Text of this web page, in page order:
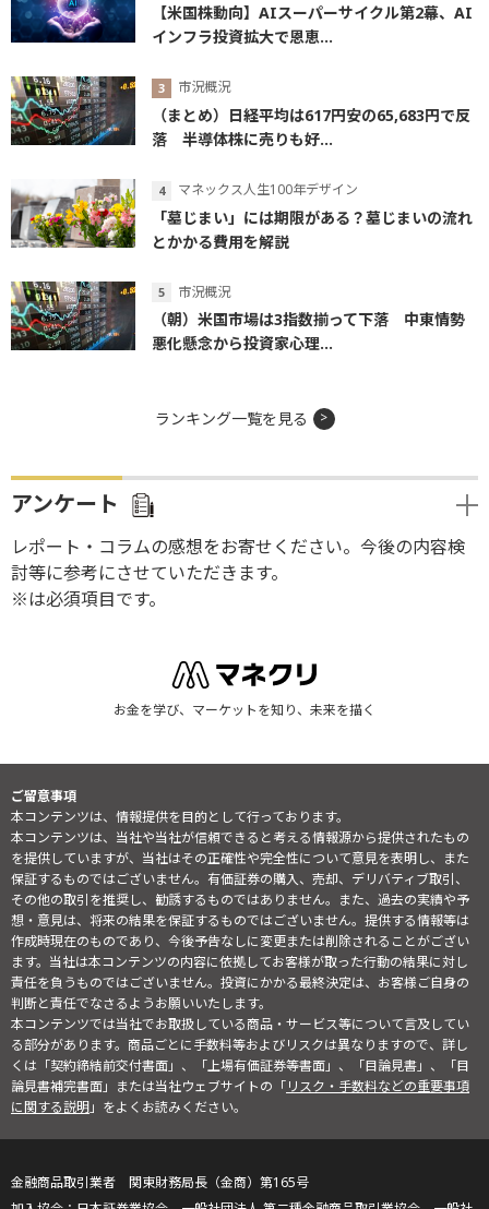
【米国株動向】AIスーパーサイクル第2幕、AI
インフラ投資拡大で恩恵...
市況概況
（まとめ）日経平均は617円安の65,683円で反
落 半導体株に売りも好...
マネックス人生100年デザイン
「墓じまい」には期限がある？墓じまいの流れ
とかかる費用を解説
市況概況
（朝）米国市場は3指数揃って下落 中東情勢
悪化懸念から投資家心理...
ランキング一覧を見る
アンケート
レポート・コラムの感想をお寄せください。今後の内容検
討等に参考にさせていただきます。
※は必須項目です。
お金を学び、マーケットを知り、未来を描く
ご留意事項
本コンテンツは、情報提供を目的として行っております。
本コンテンツは、当社や当社が信頼できると考える情報源から提供されたもの
を提供していますが、当社はその正確性や完全性について意見を表明し、また
保証するものではございません。有価証券の購入、売却、デリバティブ取引、
その他の取引を推奨し、勧誘するものではありません。また、過去の実績や予
想・意見は、将来の結果を保証するものではございません。提供する情報等は
作成時現在のものであり、今後予告なしに変更または削除されることがござい
ます。当社は本コンテンツの内容に依拠してお客様が取った行動の結果に対し
責任を負うものではございません。投資にかかる最終決定は、お客様ご自身の
判断と責任でなさるようお願いいたします。
本コンテンツでは当社でお取扱している商品・サービス等について言及してい
る部分があります。商品ごとに手数料等およびリスクは異なりますので、詳し
くは「契約締結前交付書面」、「上場有価証券等書面」、「目論見書」、「目
論見書補完書面」または当社ウェブサイトの「リスク・手数料などの重要事項
に関する説明」をよくお読みください。
金融商品取引業者 関東財務局長（金商）第165号